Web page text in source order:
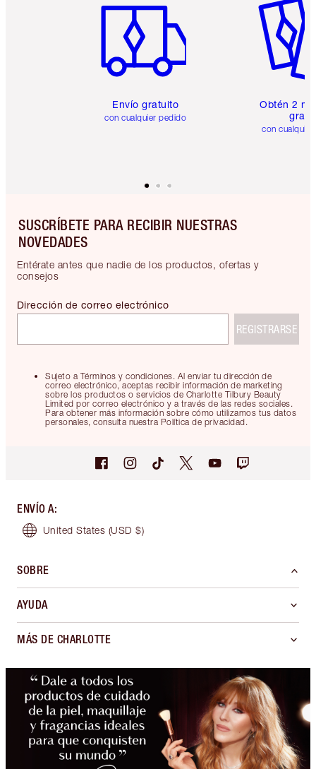
Envío gratuito
con cualquier pedido
Obtén 2
gratis
con
SUSCRÍBETE PARA RECIBIR NUESTRAS
NOVEDADES
Entérate antes que nadie de los productos, ofertas y
consejos
Sujeto a Términos y condiciones. Al enviar tu dirección de
correo electrónico, aceptas recibir información de marketing
sobre los productos o servicios de Charlotte Tilbury Beauty
Limited por correo electrónico y a través de las redes sociales.
Para obtener más información sobre cómo utilizamos tus datos
personales, consulta nuestra Política de privacidad.
Dirección de correo electrónico
REGISTRARSE
ENVÍO A:
United States (USD $)
SOBRE
AYUDA
MÁS DE CHARLOTTE